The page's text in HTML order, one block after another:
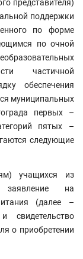
представителя)
поддержки
по форме
по очной
частичной
обеспечения
муниципальных
первых –
пятых –
следующие
учащихся из
заявление на
(далее –
свидетельство
о приобретении